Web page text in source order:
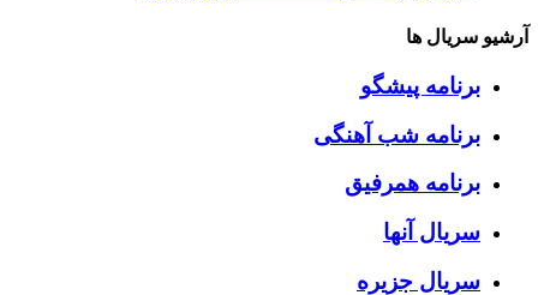
آرشیو سریال ها
برنامه پیشگو
برنامه شب آهنگی
برنامه همرفیق
سریال آنها
سریال جزیره